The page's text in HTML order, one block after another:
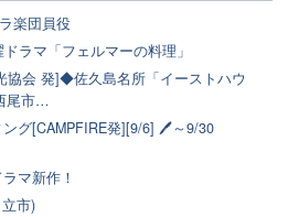
楽団員役
ラマ「フェルマーの料理」
協会 発]◆佐久島名所「イーストハウ
尾市…
グ[CAMPFIRE発][9/6] 🖊～9/30
マ新作！
市)